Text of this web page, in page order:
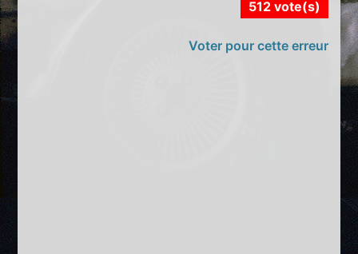
512 vote(s)
Voter pour cette erreur